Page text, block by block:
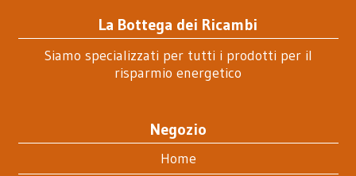
La Bottega dei Ricambi
Siamo specializzati per tutti i prodotti per il
risparmio energetico
Negozio
Home